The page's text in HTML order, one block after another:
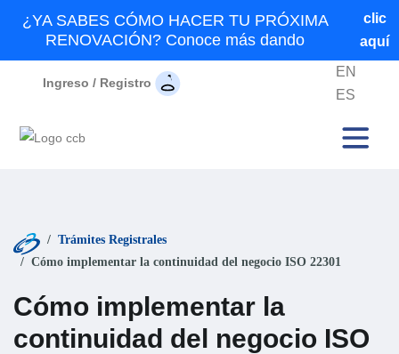
¿YA SABES CÓMO HACER TU PRÓXIMA
RENOVACIÓN? Conoce más dando
clic
aquí
Ingreso / Registro
EN
ES
Trámites Registrales
Cómo implementar la continuidad del negocio ISO 22301
Cómo implementar la
continuidad del negocio ISO